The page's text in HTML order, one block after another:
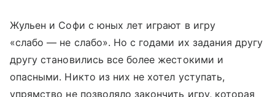
Жульен и Софи с юных лет играют в игру
«слабо — не слабо». Но с годами их задания другу
другу становились все более жестокими и
опасными. Никто из них не хотел уступать,
упрямство не позволяло закончить игру, которая